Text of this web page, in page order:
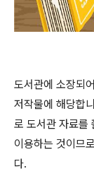
도서관에 소장되
저작물에 해당합
로 도서관 자료를
이용하는 것이므
다.